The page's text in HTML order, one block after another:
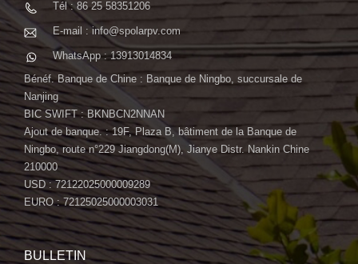
Tél : 86 25 58351206
E-mail : info@spolarpv.com
WhatsApp : 13913014834
Bénéf. Banque de Chine : Banque de Ningbo, succursale de
Nanjing
BIC SWIFT : BKNBCN2NNAN
Ajout de banque. : 19F, Plaza B, bâtiment de la Banque de
Ningbo, route n°229 Jiangdong(M), Jianye Distr. Nankin Chine
210000
USD : 72122025000009289
EURO : 72125025000003031
BULLETIN